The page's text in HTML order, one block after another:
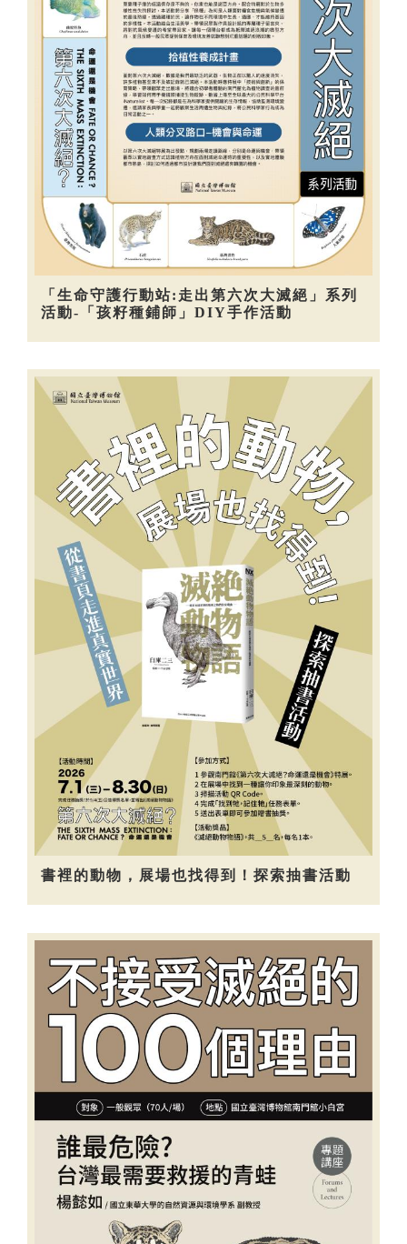
「生命守護行動站:走出第六次大滅絕」系列
活動-「孩籽種鋪師」DIY手作活動
書裡的動物，展場也找得到！探索抽書活動